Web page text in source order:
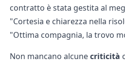
contratto è stata gestita al
"Cortesia e chiarezza nella
"Ottima compagnia, la trovo
Non mancano alcunecriticità